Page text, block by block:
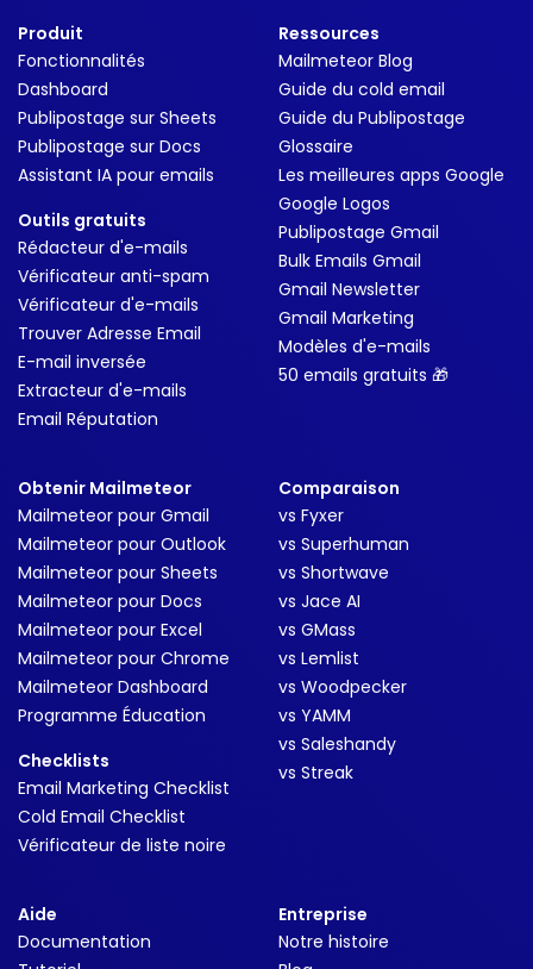
Produit
Fonctionnalités
Dashboard
Publipostage sur Sheets
Publipostage sur Docs
Assistant IA pour emails
Outils gratuits
Rédacteur d'e-mails
Vérificateur anti-spam
Vérificateur d'e-mails
Trouver Adresse Email
E-mail inversée
Extracteur d'e-mails
Email Réputation
Ressources
Mailmeteor Blog
Guide du cold email
Guide du Publipostage
Glossaire
Les meilleures apps Google
Google Logos
Publipostage Gmail
Bulk Emails Gmail
Gmail Newsletter
Gmail Marketing
Modèles d'e-mails
50 emails gratuits 🎁
Obtenir Mailmeteor
Mailmeteor pour Gmail
Mailmeteor pour Outlook
Mailmeteor pour Sheets
Mailmeteor pour Docs
Mailmeteor pour Excel
Mailmeteor pour Chrome
Mailmeteor Dashboard
Programme Éducation
Checklists
Email Marketing Checklist
Cold Email Checklist
Vérificateur de liste noire
Comparaison
vs Fyxer
vs Superhuman
vs Shortwave
vs Jace AI
vs GMass
vs Lemlist
vs Woodpecker
vs YAMM
vs Saleshandy
vs Streak
Aide
Documentation
Entreprise
Notre histoire